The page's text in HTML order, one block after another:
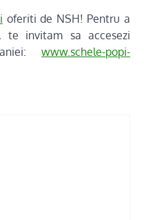
oferiti de NSH! Pentru a
invitam sa accesezi
www.schele-popi-